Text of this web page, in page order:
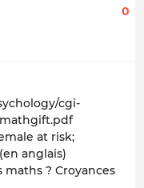
0
cgi-
at risk;
anglais)
? Croyances